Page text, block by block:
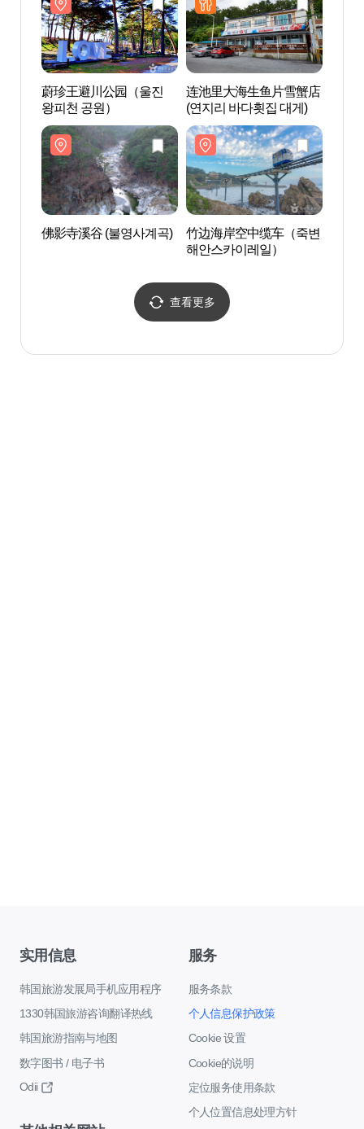
蔚珍王避川公园（울진
왕피천 공원）
连池里大海生鱼片雪蟹店
(연지리 바다횟집 대게)
佛影寺溪谷 (불영사계곡)
竹边海岸空中缆车（죽변
해안스카이레일）
查看更多
实用信息
韩国旅游发展局手机应用程序
1330韩国旅游咨询翻译热线
韩国旅游指南与地图
数字图书 / 电子书
Odii
服务
服务条款
个人信息保护政策
Cookie 设置
Cookie的说明
定位服务使用条款
个人位置信息处理方针